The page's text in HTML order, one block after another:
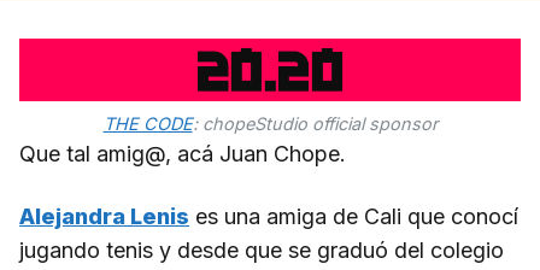
THE CODE: chopeStudio official sponsor
Que tal amig@, acá Juan Chope.
Alejandra Lenis es una amiga de Cali que conocí
jugando tenis y desde que se graduó del colegio